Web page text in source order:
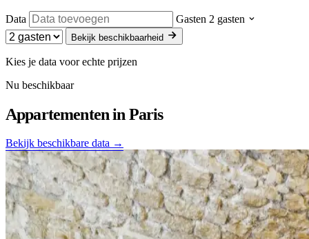
Data Gasten 2 gasten
Bekijk beschikbaarheid
Kies je data voor echte prijzen
Nu beschikbaar
Appartementen in Paris
Bekijk beschikbare data →